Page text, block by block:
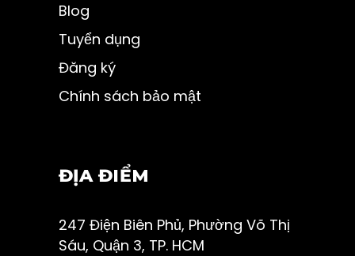
Blog
Tuyển dụng
Đăng ký
Chính sách bảo mật
ĐỊA ĐIỂM
247 Điện Biên Phủ, Phường Võ Thị
Sáu, Quận 3, TP. HCM